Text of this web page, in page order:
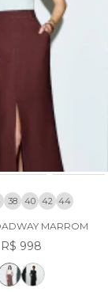
38 40 42 44
MARROM
R$ 998